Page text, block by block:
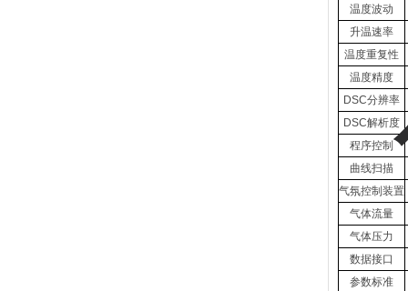
温度波动
升温速率
温度重复性
温度精度
DSC分辨率
DSC解析度
程序控制
曲线扫描
气氛控制装置
气体流量
气体压力
数据接口
参数标准